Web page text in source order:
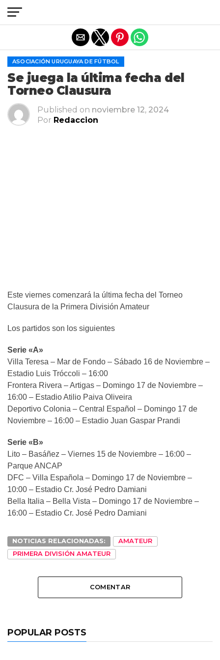
ASOCIACIÓN URUGUAYA DE FÚTBOL
Se juega la última fecha del
Torneo Clausura
Published on noviembre 12, 2024
Por Redaccion
Este viernes comenzará la última fecha del Torneo
Clausura de la Primera División Amateur
Los partidos son los siguientes
Serie «A»
Villa Teresa – Mar de Fondo – Sábado 16 de Noviembre –
Estadio Luis Tróccoli – 16:00
Frontera Rivera – Artigas – Domingo 17 de Noviembre –
16:00 – Estadio Atilio Paiva Oliveira
Deportivo Colonia – Central Español – Domingo 17 de
Noviembre – 16:00 – Estadio Juan Gaspar Prandi
Serie «B»
Lito – Basáñez – Viernes 15 de Noviembre – 16:00 –
Parque ANCAP
DFC – Villa Española – Domingo 17 de Noviembre –
10:00 – Estadio Cr. José Pedro Damiani
Bella Italia – Bella Vista – Domingo 17 de Noviembre –
16:00 – Estadio Cr. José Pedro Damiani
NOTICIAS RELACIONADAS:
AMATEUR
PRIMERA DIVISIÓN AMATEUR
COMENTAR
POPULAR POSTS